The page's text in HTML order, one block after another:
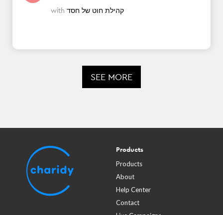
with קהילת חוט של חסד
SEE MORE
Products
Products
About
Help Center
Contact